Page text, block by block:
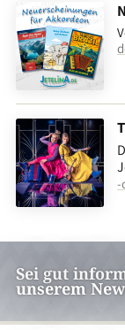
-
Sei gut
unserem